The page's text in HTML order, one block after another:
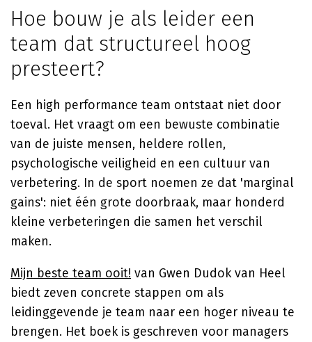
Hoe bouw je als leider een
team dat structureel hoog
presteert?
Een high performance team ontstaat niet door
toeval. Het vraagt om een bewuste combinatie
van de juiste mensen, heldere rollen,
psychologische veiligheid en een cultuur van
verbetering. In de sport noemen ze dat 'marginal
gains': niet één grote doorbraak, maar honderd
kleine verbeteringen die samen het verschil
maken.
Mijn beste team ooit! van Gwen Dudok van Heel
biedt zeven concrete stappen om als
leidinggevende je team naar een hoger niveau te
brengen. Het boek is geschreven voor managers